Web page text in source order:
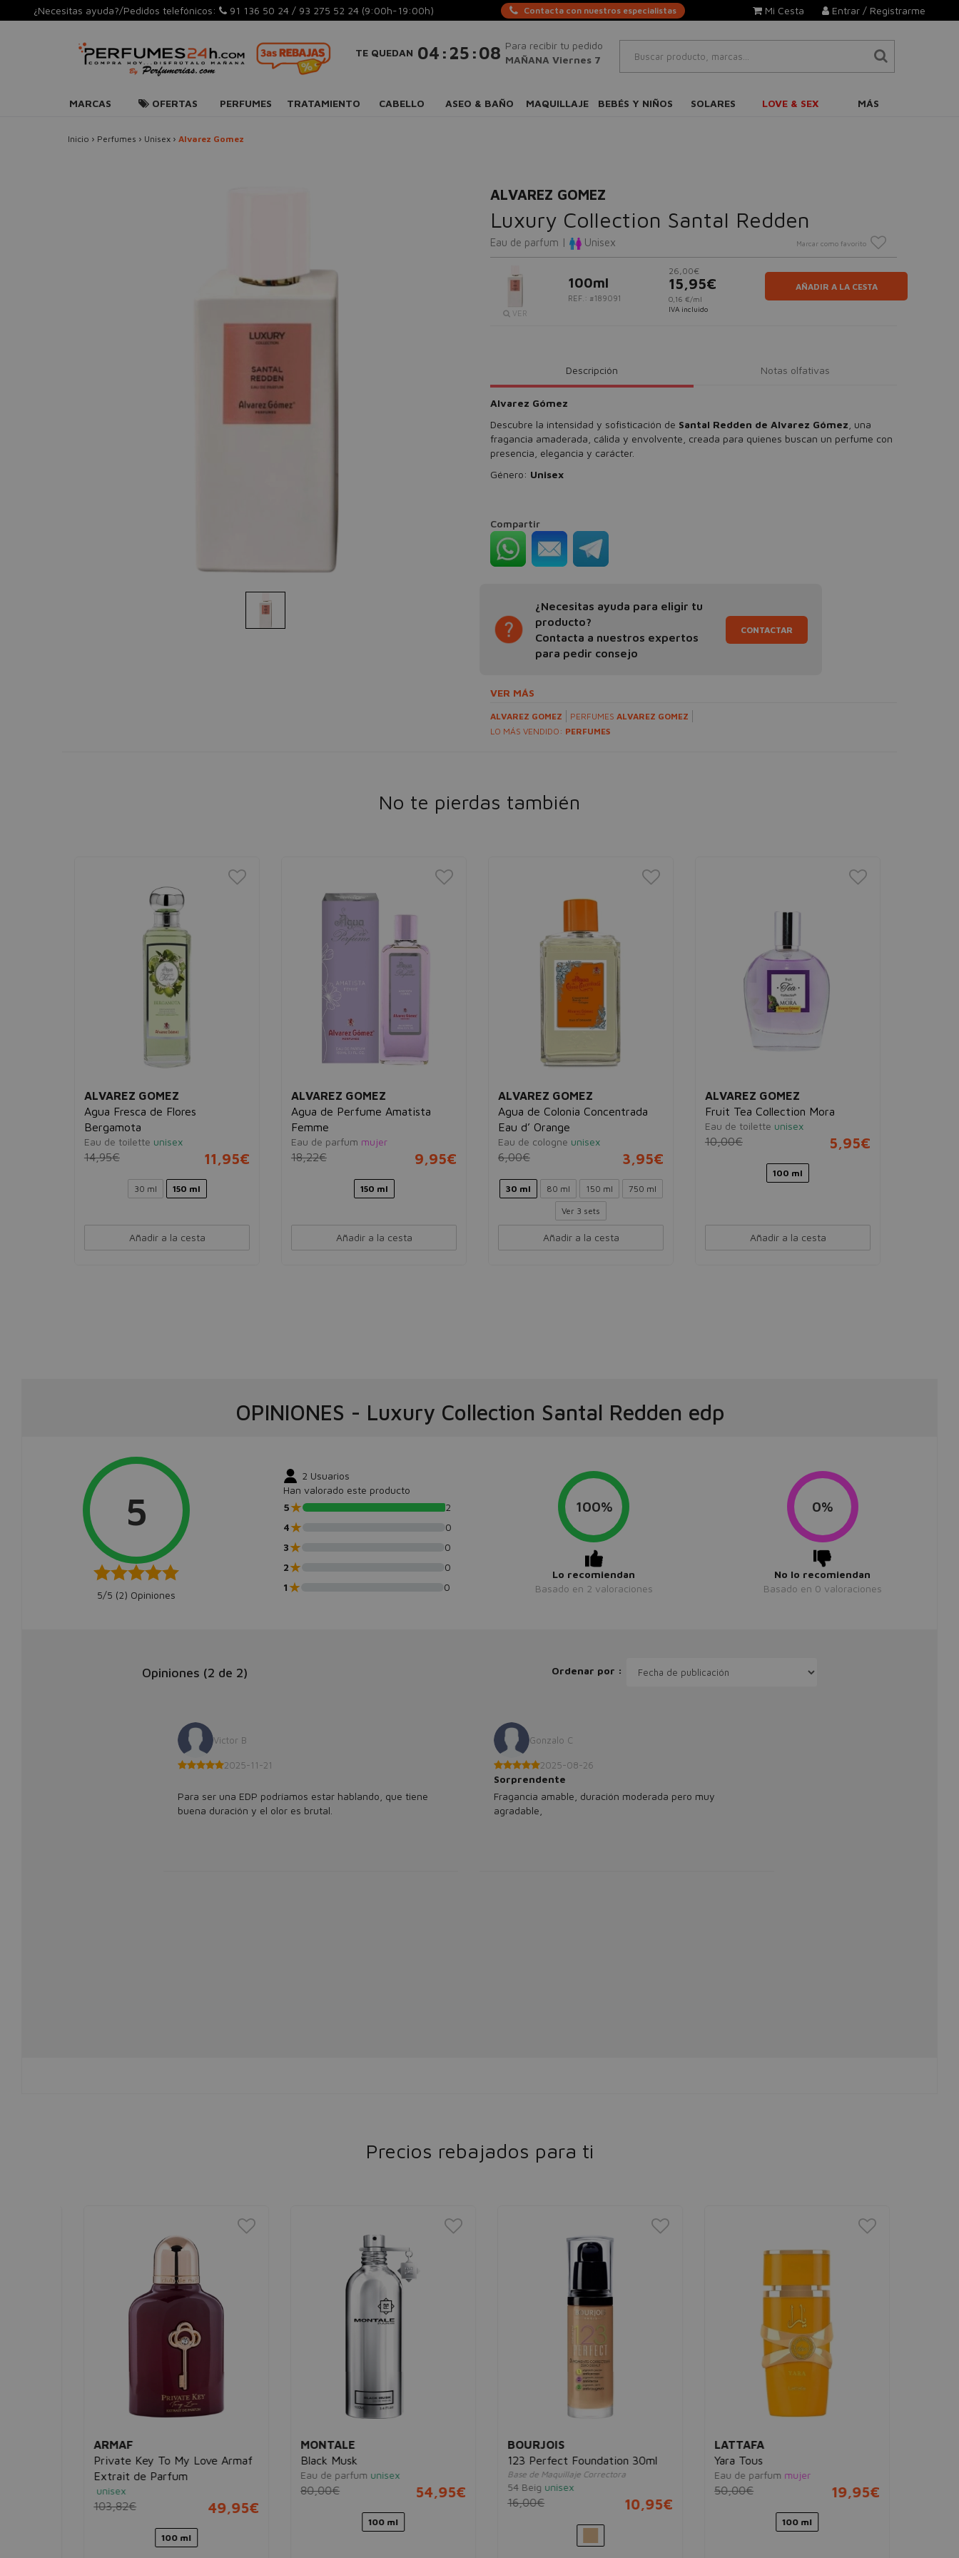
¿Necesitas ayuda?/Pedidos telefónicos: 91 136 50 24 / 93 275 52 24 (9:00h-19:00h) Contacta con nuestros especialistas Entrar / Registrarme
Mi Cesta
TE QUEDAN 04 : 25 :07 Para recibir tu pedido
MAÑANA Viernes 7
MARCAS OFERTAS PERFUMES TRATAMIENTO CABELLO ASEO & BAÑO MAQUILLAJE BEBÉS Y NIÑOS SOLARES LOVE & SEX MÁS
Inicio › Perfumes › Unisex › Alvarez Gomez
ALVAREZ GOMEZ
Luxury Collection Santal Redden
Eau de parfum | Unisex Marcar como favorito
VER
100ml
REF.: #189091
26,00€
15,95€
0,16 €/ml
IVA incluido
AÑADIR A LA CESTA
Descripción Notas olfativas
Alvarez Gómez
Descubre la intensidad y sofisticación de Santal Redden de Alvarez Gómez , una
fragancia amaderada, cálida y envolvente, creada para quienes buscan un perfume con
presencia, elegancia y carácter.
Género: Unisex
Compartir
¿Necesitas ayuda para eligir tu
producto?
Contacta a nuestros expertos
para pedir consejo
CONTACTAR
VER MÁS
ALVAREZ GOMEZ PERFUMES ALVAREZ GOMEZ
LO MÁS VENDIDO: PERFUMES
No te pierdas también
ALVAREZ GOMEZ
Agua Fresca de Flores
Bergamota
Eau de toilette unisex
14,95€ 11,95€
30 ml 150 ml
Añadir a la cesta
ALVAREZ GOMEZ
Agua de Perfume Amatista
Femme
Eau de parfum mujer
18,22€ 9,95€
150 ml
Añadir a la cesta
ALVAREZ GOMEZ
Agua de Colonia Concentrada
Eau d’ Orange
Eau de cologne unisex
6,00€ 3,95€
30 ml 80 ml 150 ml 750 ml
Ver 3 sets
Añadir a la cesta
ALVAREZ GOMEZ
Fruit Tea Collection Mora
Eau de toilette unisex
10,00€ 5,95€
100 ml
Añadir a la cesta
OPINIONES - Luxury Collection Santal Redden edp
5
5/5 (2) Opiniones
2 Usuarios
Han valorado este producto
5★
2
4★
0
3★
0
2★
0
1★ 0
100%
Lo recomiendan
Basado en 2 valoraciones
0%
No lo recomiendan
Basado en 0 valoraciones
Opiniones (2 de 2) Ordenar por :
Victor B
2025-11-21
Para ser una EDP podríamos estar hablando, que tiene
buena duración y el olor es brutal.
Gonzalo C
2025-08-26
Sorprendente
Fragancia amable, duración moderada pero muy
agradable,
Precios rebajados para ti
ARMAF
Private Key To My Love Armaf
Extrait de Parfum
unisex
103,82€ 49,95€
100 ml
MONTALE
Black Musk
Eau de parfum unisex
80,00€ 54,95€
100 ml
BOURJOIS
123 Perfect Foundation 30ml
Base de Maquillaje Correctora
54 Beig unisex
16,00€ 10,95€
LATTAFA
Yara Tous
Eau de parfum mujer
50,00€ 19,95€
100 ml